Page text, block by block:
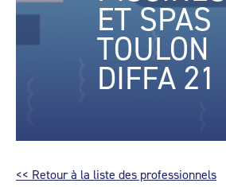
ET SPAS
TOULON
DIFFA 21
<< Retour à la liste des professionnels